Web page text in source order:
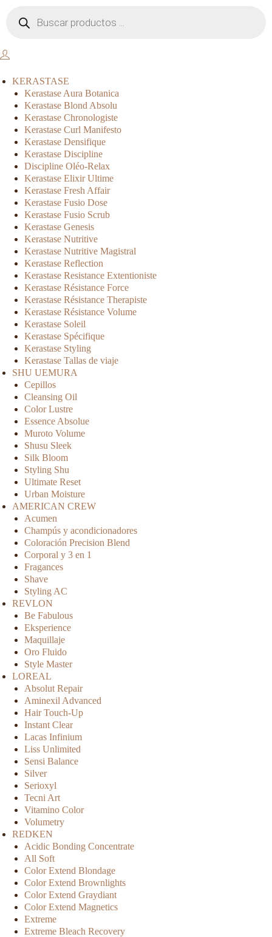
KERASTASE
Kerastase Aura Botanica
Kerastase Blond Absolu
Kerastase Chronologiste
Kerastase Curl Manifesto
Kerastase Densifique
Kerastase Discipline
Discipline Oléo-Relax
Kerastase Elixir Ultime
Kerastase Fresh Affair
Kerastase Fusio Dose
Kerastase Fusio Scrub
Kerastase Genesis
Kerastase Nutritive
Kerastase Nutritive Magistral
Kerastase Reflection
Kerastase Resistance Extentioniste
Kerastase Résistance Force
Kerastase Résistance Therapiste
Kerastase Résistance Volume
Kerastase Soleil
Kerastase Spécifique
Kerastase Styling
Kerastase Tallas de viaje
SHU UEMURA
Cepillos
Cleansing Oil
Color Lustre
Essence Absolue
Muroto Volume
Shusu Sleek
Silk Bloom
Styling Shu
Ultimate Reset
Urban Moisture
AMERICAN CREW
Acumen
Champús y acondicionadores
Coloración Precision Blend
Corporal y 3 en 1
Fragances
Shave
Styling AC
REVLON
Be Fabulous
Eksperience
Maquillaje
Oro Fluido
Style Master
LOREAL
Absolut Repair
Aminexil Advanced
Hair Touch-Up
Instant Clear
Lacas Infinium
Liss Unlimited
Sensi Balance
Silver
Serioxyl
Tecni Art
Vitamino Color
Volumetry
REDKEN
Acidic Bonding Concentrate
All Soft
Color Extend Blondage
Color Extend Brownlights
Color Extend Graydiant
Color Extend Magnetics
Extreme
Extreme Bleach Recovery